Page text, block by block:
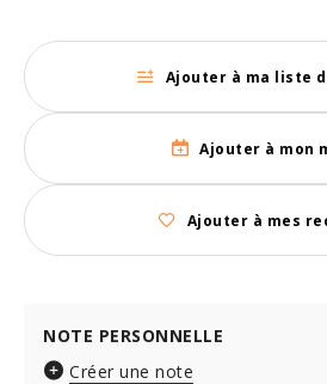
Ajouter à ma liste
Ajouter à mon
Ajouter à mes
NOTE PERSONNELLE
Créer une note